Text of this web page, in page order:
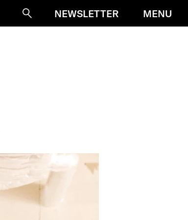
SucheNEWSLETTER MENU